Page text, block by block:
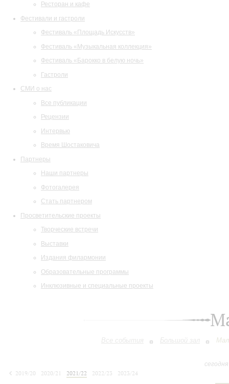
Ресторан и кафе
Фестивали и гастроли
Фестиваль «Площадь Искусств»
Фестиваль «Музыкальная коллекция»
Фестиваль «Барокко в белую ночь»
Гастроли
СМИ о нас
Все публикации
Рецензии
Интервью
Время Шостаковича
Партнеры
Наши партнеры
Фотогалерея
Стать партнером
Просветительские проекты
Творческие встречи
Выставки
Издания филармонии
Образовательные программы
Инклюзивные и специальные проекты
Все события Большой зал
2019/20
2020/21 2021/22 2022/23
2023/24